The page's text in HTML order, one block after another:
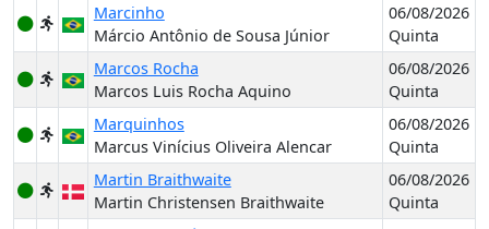
Marcinho
Márcio Antônio de Sousa Júnior
06/08/2026
Quinta
Marcos Rocha
Marcos Luis Rocha Aquino
06/08/2026
Quinta
Marquinhos
Marcus Vinícius Oliveira Alencar
06/08/2026
Quinta
Martin Braithwaite
Martin Christensen Braithwaite
06/08/2026
Quinta